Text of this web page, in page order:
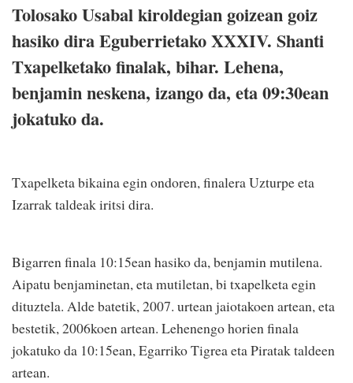
Tolosako Usabal kiroldegian goizean goiz
hasiko dira Eguberrietako XXXIV. Shanti
Txapelketako finalak, bihar. Lehena,
benjamin neskena, izango da, eta 09:30ean
jokatuko da.
Txapelketa bikaina egin ondoren, finalera Uzturpe eta
Izarrak taldeak iritsi dira.
Bigarren finala 10:15ean hasiko da, benjamin mutilena.
Aipatu benjaminetan, eta mutiletan, bi txapelketa egin
dituztela. Alde batetik, 2007. urtean jaiotakoen artean, eta
bestetik, 2006koen artean. Lehenengo horien finala
jokatuko da 10:15ean, Egarriko Tigrea eta Piratak taldeen
artean.